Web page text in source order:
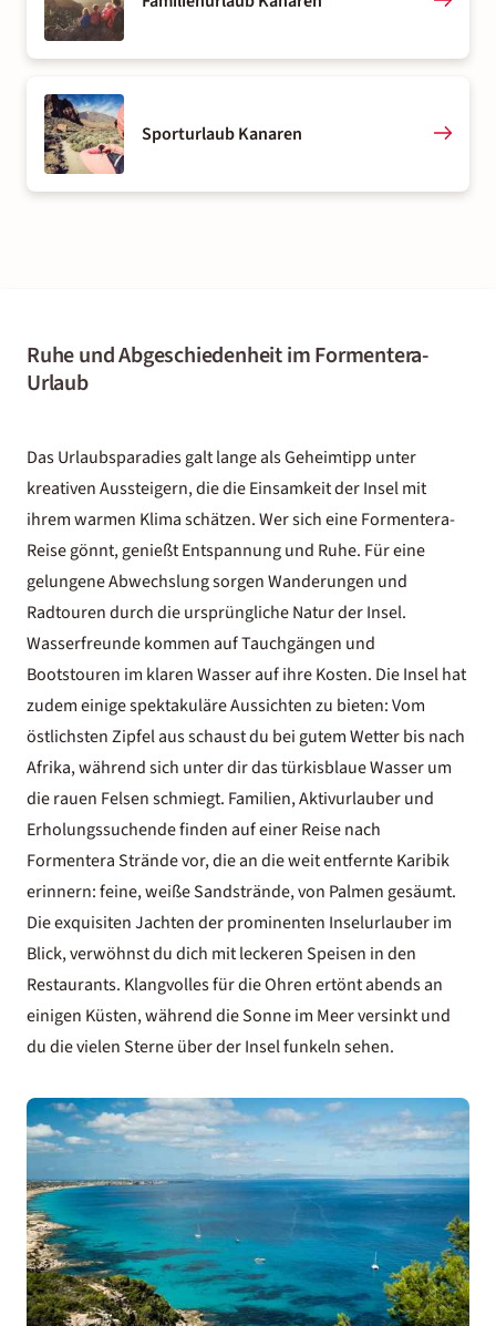
Sporturlaub Kanaren
Ruhe und Abgeschiedenheit im Formentera-
Urlaub
Das Urlaubsparadies galt lange als Geheimtipp unter
kreativen Aussteigern, die die Einsamkeit der Insel mit
ihrem warmen Klima schätzen. Wer sich eine Formentera-
Reise gönnt, genießt Entspannung und Ruhe. Für eine
gelungene Abwechslung sorgen Wanderungen und
Radtouren durch die ursprüngliche Natur der Insel.
Wasserfreunde kommen auf Tauchgängen und
Bootstouren im klaren Wasser auf ihre Kosten. Die Insel hat
zudem einige spektakuläre Aussichten zu bieten: Vom
östlichsten Zipfel aus schaust du bei gutem Wetter bis nach
Afrika, während sich unter dir das türkisblaue Wasser um
die rauen Felsen schmiegt. Familien, Aktivurlauber und
Erholungssuchende finden auf einer Reise nach
Formentera Strände vor, die an die weit entfernte Karibik
erinnern: feine, weiße Sandstrände, von Palmen gesäumt.
Die exquisiten Jachten der prominenten Inselurlauber im
Blick, verwöhnst du dich mit leckeren Speisen in den
Restaurants. Klangvolles für die Ohren ertönt abends an
einigen Küsten, während die Sonne im Meer versinkt und
du die vielen Sterne über der Insel funkeln sehen.